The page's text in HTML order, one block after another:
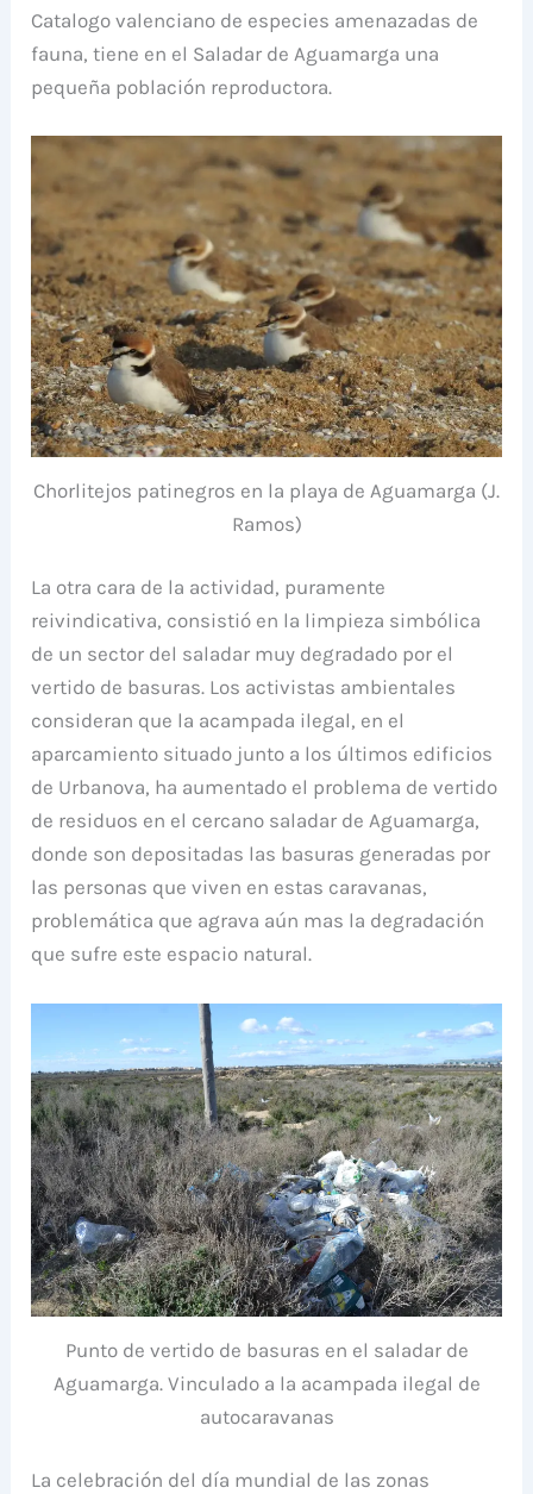
Catalogo valenciano de especies amenazadas de
fauna, tiene en el Saladar de Aguamarga una
pequeña población reproductora.
Chorlitejos patinegros en la playa de Aguamarga (J.
Ramos)
La otra cara de la actividad, puramente
reivindicativa, consistió en la limpieza simbólica
de un sector del saladar muy degradado por el
vertido de basuras. Los activistas ambientales
consideran que la acampada ilegal, en el
aparcamiento situado junto a los últimos edificios
de Urbanova, ha aumentado el problema de vertido
de residuos en el cercano saladar de Aguamarga,
donde son depositadas las basuras generadas por
las personas que viven en estas caravanas,
problemática que agrava aún mas la degradación
que sufre este espacio natural.
Punto de vertido de basuras en el saladar de
Aguamarga. Vinculado a la acampada ilegal de
autocaravanas
La celebración del día mundial de las zonas